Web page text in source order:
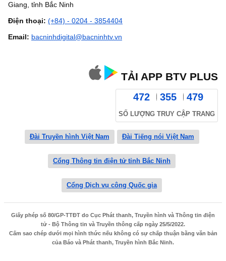
Giang, tỉnh Bắc Ninh
Điện thoại: (+84) - 0204 - 3854404
Email: bacninhdigital@bacninhtv.vn
TẢI APP BTV PLUS
472 355 479
SỐ LƯỢNG TRUY CẬP TRANG
Đài Truyền hình Việt Nam Đài Tiếng nói Việt Nam
Cổng Thông tin điện tử tỉnh Bắc Ninh
Cổng Dịch vụ công Quốc gia
Giấy phép số 80/GP-TTĐT do Cục Phát thanh, Truyền hình và Thông tin điện
tử - Bộ Thông tin và Truyền thông cấp ngày 25/5/2022.
Cấm sao chép dưới mọi hình thức nếu không có sự chấp thuận bằng văn bản
của Báo và Phát thanh, Truyền hình Bắc Ninh.